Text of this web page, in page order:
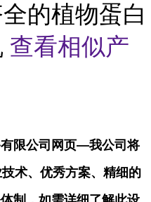
的植物蛋白
查看相似产
限公司网页—我公司将
术、优秀方案、精细的